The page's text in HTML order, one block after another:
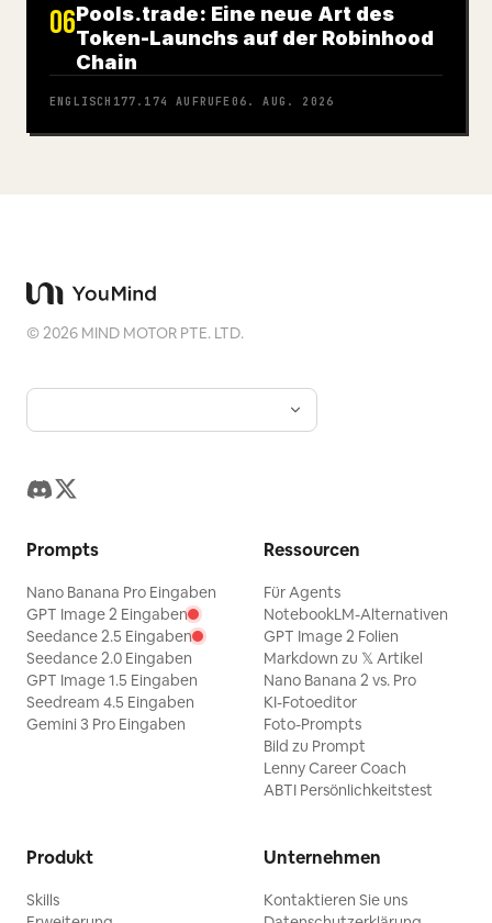
06Pools.trade: Eine neue Art des
Token-Launchs auf der Robinhood
Chain
ENGLISCH 177.174 AUFRUFE 06. AUG. 2026
©2026 MIND MOTOR PTE. LTD.
Prompts
Nano Banana Pro Eingaben
GPT Image 2 Eingaben
Seedance 2.5 Eingaben
Seedance 2.0 Eingaben
GPT Image 1.5 Eingaben
Seedream 4.5 Eingaben
Gemini 3 Pro Eingaben
Ressourcen
Für Agents
NotebookLM-Alternativen
GPT Image 2 Folien
Markdown zu 𝕏 Artikel
Nano Banana 2 vs. Pro
KI-Fotoeditor
Foto-Prompts
Bild zu Prompt
Lenny Career Coach
ABTI Persönlichkeitstest
Produkt
Skills
Unternehmen
Kontaktieren Sie uns